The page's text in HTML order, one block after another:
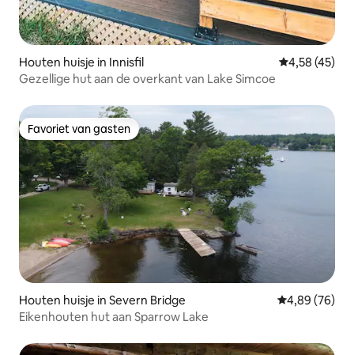
Houten huisje in Innisfil Gemiddelde
4,58 (45)
Gezellige hut aan de overkant van Lake Simcoe
Favoriet van gasten
Favoriet van gasten
Houten huisje in Severn Bridge Gemiddelde
4,89 (76)
Eikenhouten hut aan Sparrow Lake